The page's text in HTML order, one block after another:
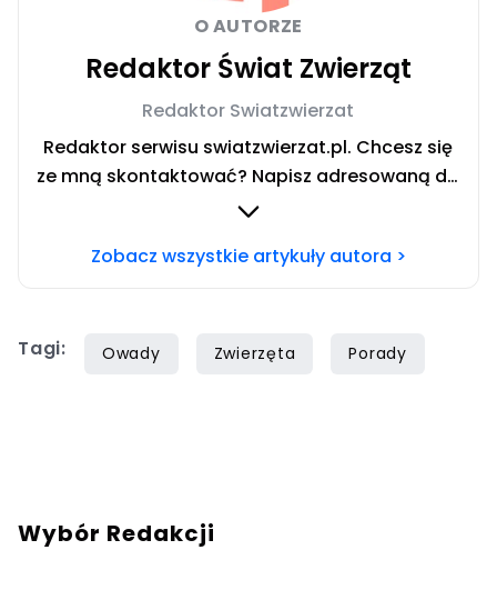
O AUTORZE
Redaktor Świat Zwierząt
Redaktor Swiatzwierzat
Redaktor serwisu swiatzwierzat.pl. Chcesz się
ze mną skontaktować? Napisz adresowaną do
mnie wiadomość na mail:
Zobacz wszystkie artykuły autora >
Tagi: Owady Zwierzęta Porady
Wybór Redakcji